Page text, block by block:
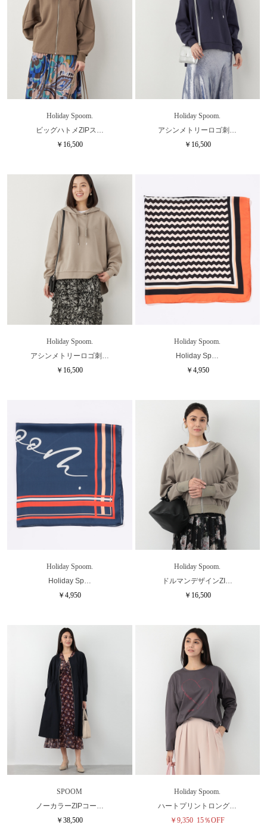
Holiday Spoom.
ビッグハトメZIPス…
￥16,500
Holiday Spoom.
アシンメトリーロゴ刺…
￥16,500
Holiday Spoom.
アシンメトリーロゴ刺…
￥16,500
Holiday Spoom.
Holiday Sp…
￥4,950
Holiday Spoom.
Holiday Sp…
￥4,950
Holiday Spoom.
ドルマンデザインZI…
￥16,500
SPOOM
ノーカラーZIPコー…
￥38,500
Holiday Spoom.
ハートプリントロング…
￥9,350 15％OFF